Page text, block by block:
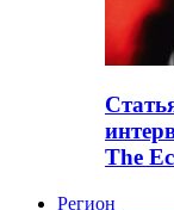
The
Регион